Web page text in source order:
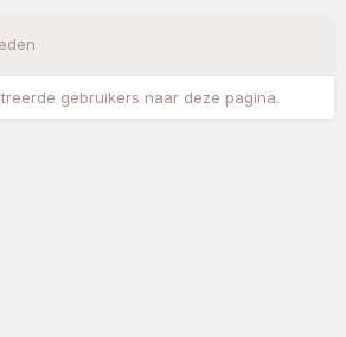
gebruikers naar deze pagina.